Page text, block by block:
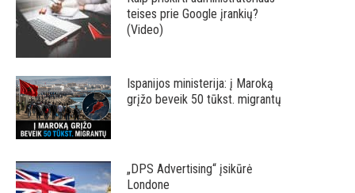
teises prie Google įrankių?
(Video)
Ispanijos ministerija: į Maroką
grįžo beveik 50 tūkst. migrantų
„DPS Advertising“ įsikūrė
Londone